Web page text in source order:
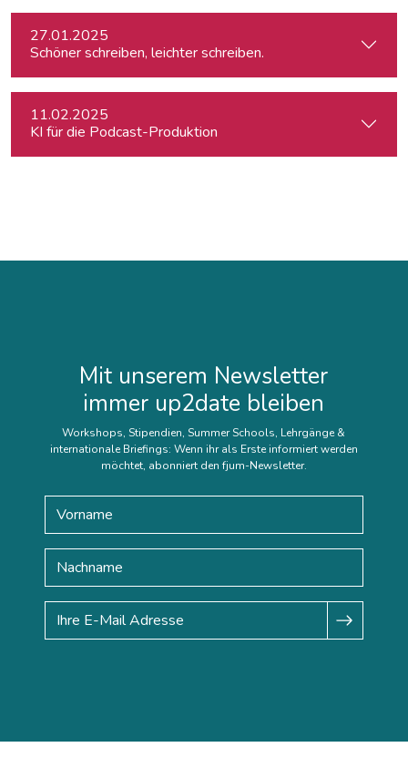
27.01.2025
Schöner schreiben, leichter schreiben.
11.02.2025
KI für die Podcast-Produktion
Mit unserem Newsletter
immer up2date bleiben
Workshops, Stipendien, Summer Schools, Lehrgänge &
internationale Briefings: Wenn ihr als Erste informiert werden
möchtet, abonniert den fjum-Newsletter.